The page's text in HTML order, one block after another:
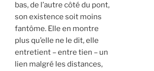
bas, de l’autre côté du pont,
son existence soit moins
fantôme. Elle en montre
plus qu’elle ne le dit, elle
entretient – entre tien – un
lien malgré les distances,